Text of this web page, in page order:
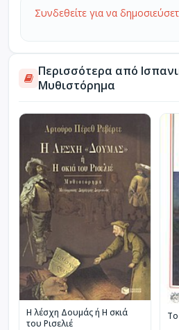
Συνδεθείτε για να
Περισσότερα από
Μυθιστόρημα
Η λέσχη Δουμάς ή Η σκιά
του Ρισελιέ
Το